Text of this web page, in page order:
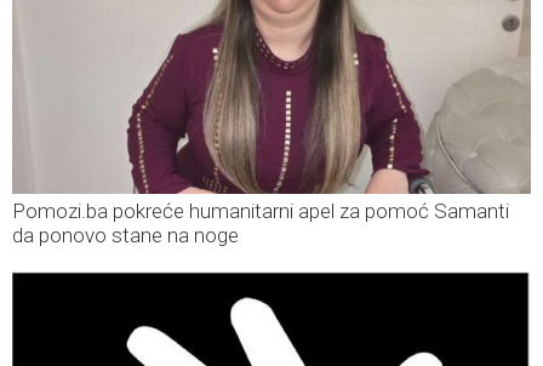
Pomozi.ba pokreće humanitarni apel za pomoć Samanti
da ponovo stane na noge